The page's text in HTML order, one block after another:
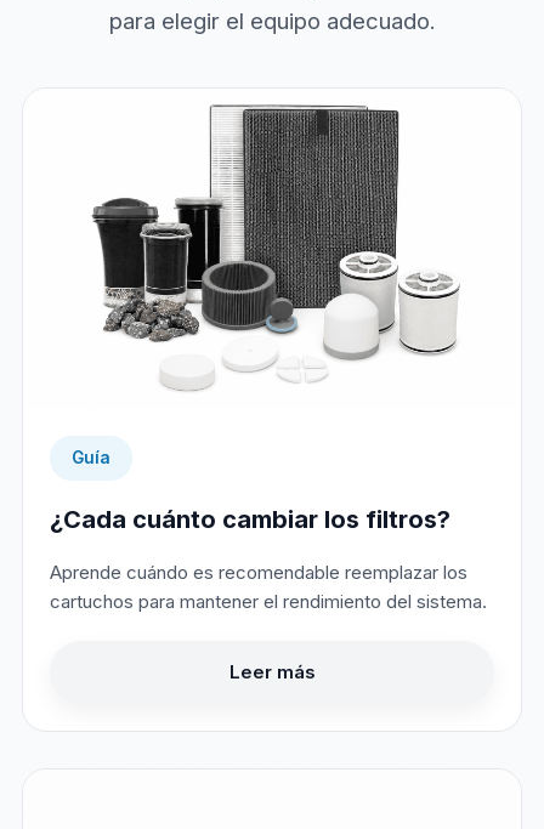
para elegir el equipo adecuado.
Guía
¿Cada cuánto cambiar los filtros?
Aprende cuándo es recomendable reemplazar los
cartuchos para mantener el rendimiento del sistema.
Leer más